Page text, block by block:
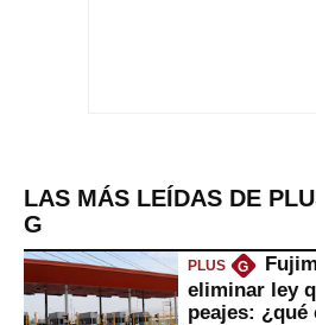
LAS MÁS LEÍDAS DE
G
PLUS G
eliminar ley
peajes: